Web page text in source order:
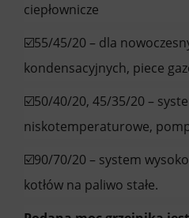
ciepłownicze
☑️55/45/20 – dla
kondensacyjnych, piece
☑️50/40/20, 45/35/20 –
niskotemperaturowe,
☑️90/70/20 – system
kotłów na paliwo stałe.